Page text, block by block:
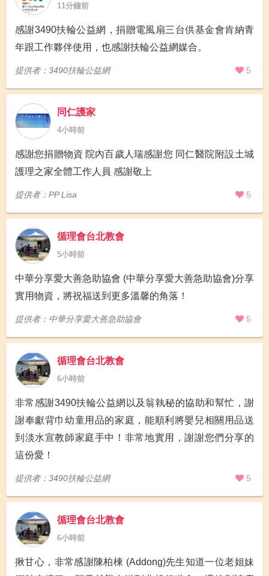
11分鐘前
感謝3490扶輪公益網，捐贈電風扇三台供基金會肯納青
年跟工作夥伴使用，也感謝扶輪公益網媒合。
提供者：3490扶輪公益網 5
同仁護家
4小時前
感謝您捐贈物資 院內百歲人瑞感謝您 同仁醫院附設土城
護理之家全體工作人員 感謝敬上
提供者：PP Lisa 5
循理會台北教會
5小時前
中華分享愛大善急助協會 (中華分享愛大善急助協會)分享
實用物資，將祝福送到更多溫馨的角落！
提供者：中華分享愛大善急助協會 5
循理會台北教會
6小時前
非常感謝3490扶輪公益網以及翁執秘的協助和幫忙，謝
謝奉獻背巾幼童用品的家庭，能順利將嬰兒相關用品送
到淡水宣教師家庭手中！非常地實用，謝謝您們分享的
這份愛！
提供者：3490扶輪公益網 5
循理會台北教會
6小時前
揪甘心，非常感謝陳柏棟 (Addong)先生知道一位老姐妹